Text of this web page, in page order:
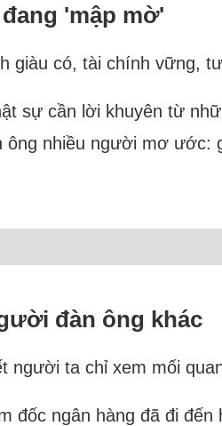
'mập mờ'
có, tài chính vững,
sự cần lời khuyên từ
nhiều người mơ
đàn ông khác
ta chỉ xem mối
ngân hàng đã đi